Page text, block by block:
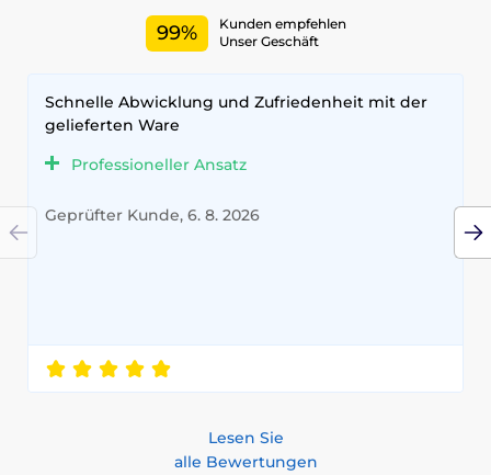
99%
Kunden empfehlen
Unser Geschäft
Schnelle Abwicklung und Zufriedenheit mit der
gelieferten Ware
Professioneller Ansatz
Geprüfter Kunde, 6. 8. 2026
Lesen Sie
alle Bewertungen